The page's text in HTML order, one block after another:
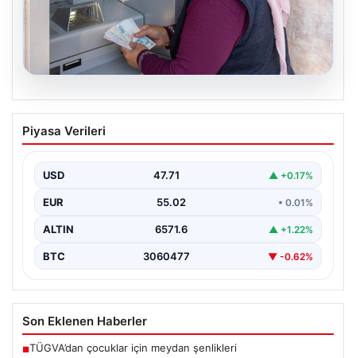
05.08.2026
Emekli maaşı ödemeleri ne zaman
yatacak? SGK, Bağ-Kur, Emekli Sandığı
Piyasa Verileri
USD 47.71 ▲ +0.17%
EUR 55.02 • 0.01%
ALTIN 6571.6 ▲ +1.22%
BTC 3060477 ▼ -0.62%
Son Eklenen Haberler
■TÜGVA’dan çocuklar için meydan şenlikleri